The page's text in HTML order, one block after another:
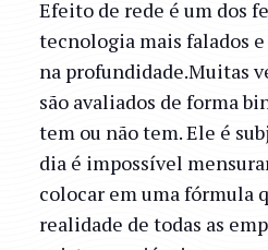
Efeito de rede é um dos
tecnologia mais falados
na profundidade.Muitas
são avaliados de forma
tem ou não tem. Ele é
dia é impossível
colocar em uma fórmula
realidade de todas as